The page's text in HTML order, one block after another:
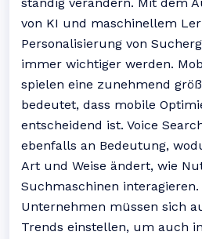
von KI und maschinellem
Personalisierung von
immer wichtiger werden.
spielen eine zunehmend
bedeutet, dass mobile
entscheidend ist. Voice
ebenfalls an Bedeutung,
Art und Weise ändert, wie
Suchmaschinen interagieren.
Unternehmen müssen sich
Trends einstellen, um auch